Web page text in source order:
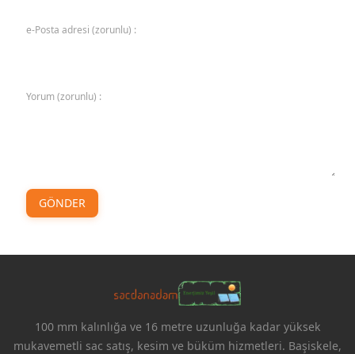
e-Posta adresi (zorunlu) :
Yorum (zorunlu) :
GÖNDER
100 mm kalınlığa ve 16 metre uzunluğa kadar yüksek
mukavemetli sac satış, kesim ve büküm hizmetleri. Başiskele,